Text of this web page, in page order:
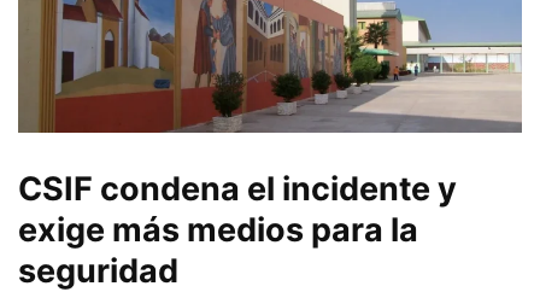
CSIF condena el incidente y
exige más medios para la
seguridad